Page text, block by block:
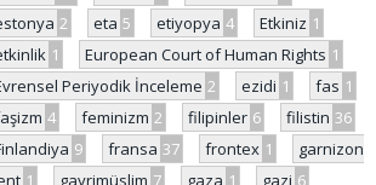
2 eta 5 etiyopya 4 Etkiniz 1
1 European Court of Human Rights 1
Periyodik İnceleme 2 ezidi 1 fas 1
4 feminizm 2 filipinler 6 filistin 36
9 fransa 37 frontex 1
garnizon
1 gayrimüslim 7 gaza 1 gazi 6